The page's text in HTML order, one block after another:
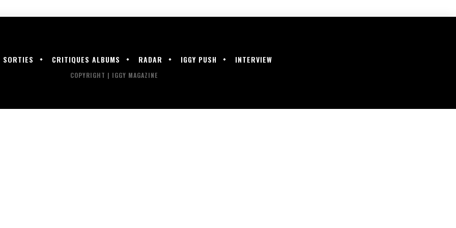
SORTIES CRITIQUES ALBUMS RADAR IGGY PUSH INTERVIEW
COPYRIGHT | IGGY MAGAZINE